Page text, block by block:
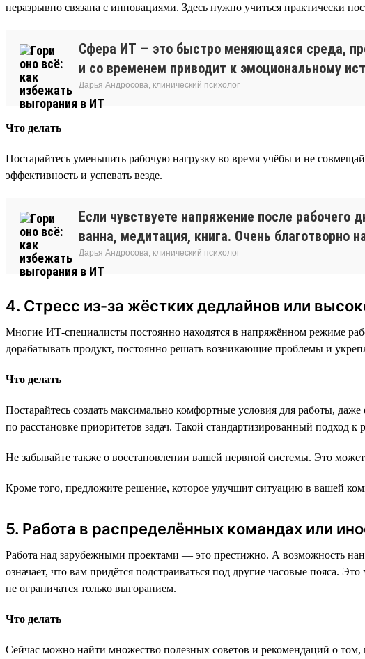
неразрывно связана с инновациями. Здесь нужно учиться практически
Сфера ИТ — это быстро меняющаяся среда,
и со временем приводит к эмоциональному
Дарья Андросова, клинический психолог
Что делать
Постарайтесь уменьшить рабочую нагрузку во время учёбы и не
эффективность и успевать везде.
Если чувствуете напряжение после
ванна, медитация, книга. Очень благотворно
Дарья Андросова, клинический психолог
4. Стресс из-за жёстких дедлайнов или
Многие ИТ-специалисты постоянно находятся в напряжённом режиме
дорабатывать продукт, постоянно решать возникающие проблемы и
Что делать
Постарайтесь создать максимально комфортные условия для работы,
по расстановке приоритетов задач. Такой стандартизированный подход
Не забывайте также о восстановлении вашей нервной системы. Это
Кроме того, предложите решение, которое улучшит ситуацию в вашей
5. Работа в распределённых командах или
Работа над зарубежными проектами — это престижно. А возможность
означает, что вам придётся подстраиваться под другие часовые
не ограничатся только выгоранием.
Что делать
Сейчас можно найти множество полезных советов и рекомендаций о